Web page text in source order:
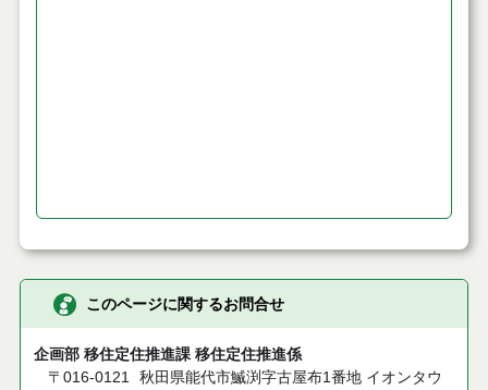
このページに関するお問合せ
企画部 移住定住推進課 移住定住推進係
〒016-0121
秋田県能代市鰄渕字古屋布1番地 イオンタウ